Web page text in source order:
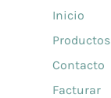
Inicio
Productos
Contacto
Facturar